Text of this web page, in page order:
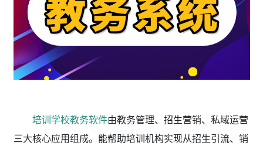
培训学校教务软件由教务管理、招生营销、私域运营
三大核心应用组成。能帮助培训机构实现从招生引流、销